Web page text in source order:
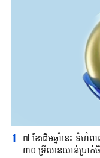
1
៧ ខែដើមឆ្នាំនេះ ទំ
៣០ ទ្រីលានយាន់ប្រាក់